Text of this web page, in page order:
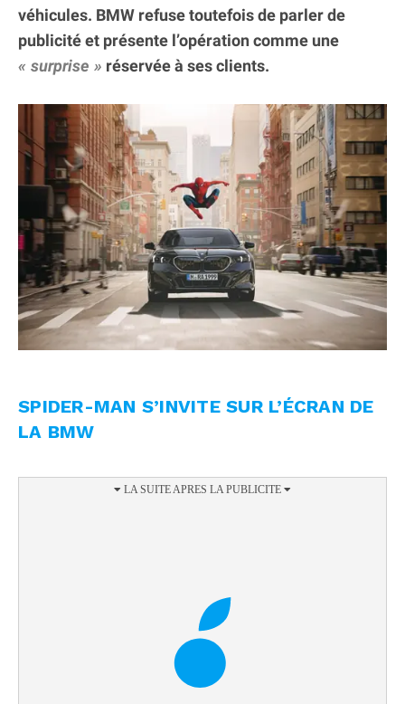
véhicules. BMW refuse toutefois de parler de
publicité et présente l’opération comme une
surprise
réservée à ses clients.
SPIDER-MAN S’INVITE SUR L’ÉCRAN DE
LA BMW